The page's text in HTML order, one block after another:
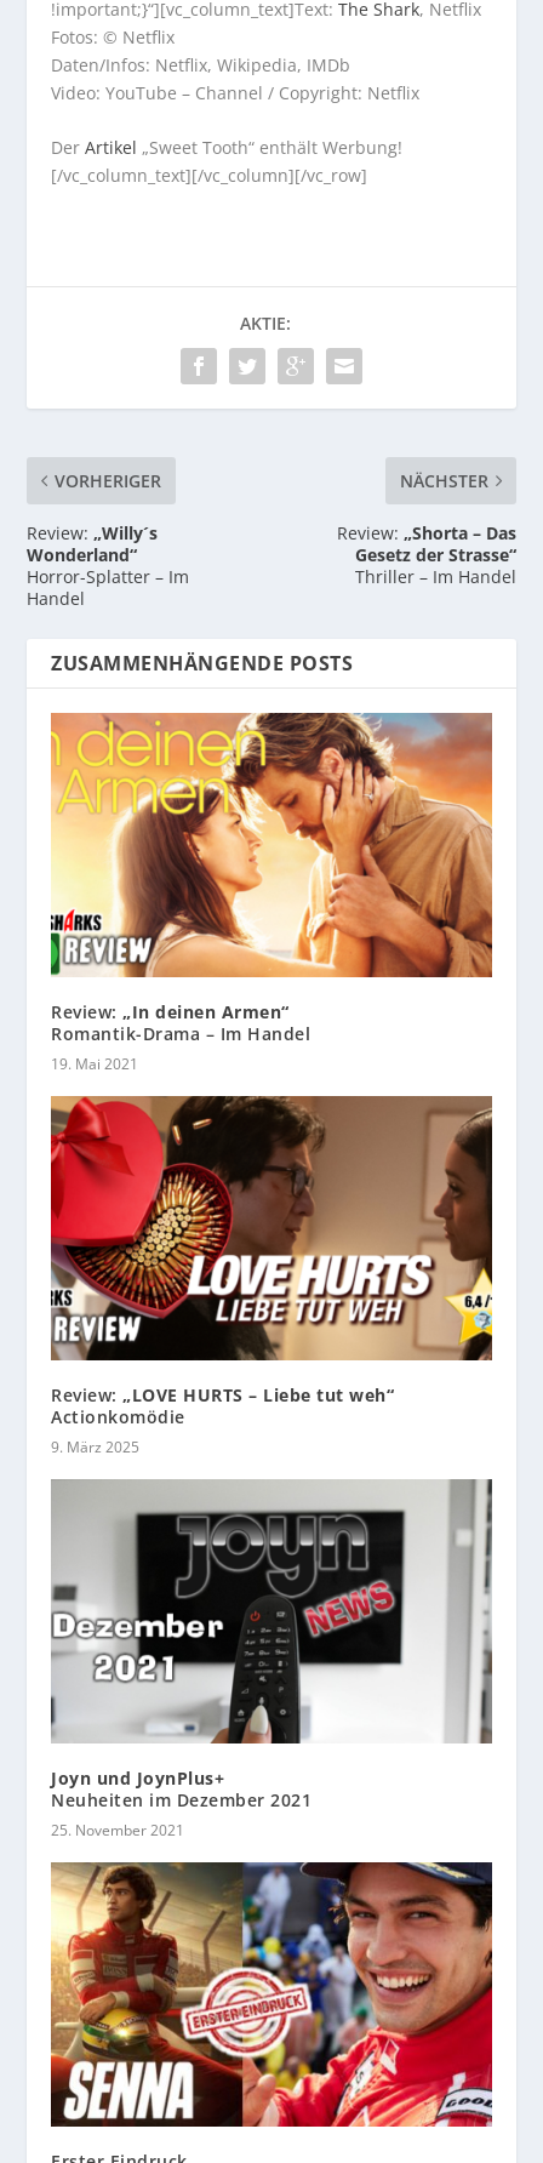
!important;}“][vc_column_text]Text:The Shark, Netflix
Fotos: © Netflix
Daten/Infos: Netflix, Wikipedia, IMDb
Video: YouTube – Channel / Copyright: Netflix
DerArtikel „Sweet Tooth“ enthält Werbung!
[/vc_column_text][/vc_column][/vc_row]
AKTIE:
VORHERIGER
Review:„Willy´s
Wonderland“
Horror-Splatter – Im
Handel
NÄCHSTER
Review: „Shorta – Das
Gesetz der Strasse“
Thriller – Im Handel
ZUSAMMENHÄNGENDE POSTS
Review:„In deinen Armen“
Romantik-Drama – Im Handel
19. Mai 2021
Review:„LOVE HURTS – Liebe tut weh“
Actionkomödie
9. März 2025
Joyn und JoynPlus+
Neuheiten im Dezember 2021
25. November 2021